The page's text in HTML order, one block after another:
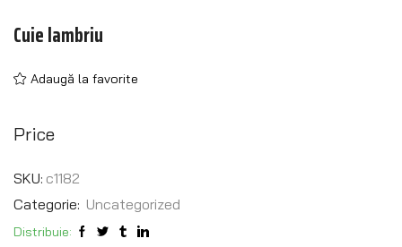
Cuie lambriu
Adaugă la favorite
Price
SKU: c1182
Categorie: Uncategorized
Distribuie: